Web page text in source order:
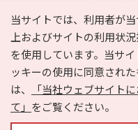
当サイトでは、利用者が
上およびサイトの利用状
を使用しています。当サ
ッキーの使用に同意され
は、
「当社ウェブサイト
て」 をご覧ください。
e-NAVITA（イーナビタ）と
利用規約
個人情報の
サイトマップ
広